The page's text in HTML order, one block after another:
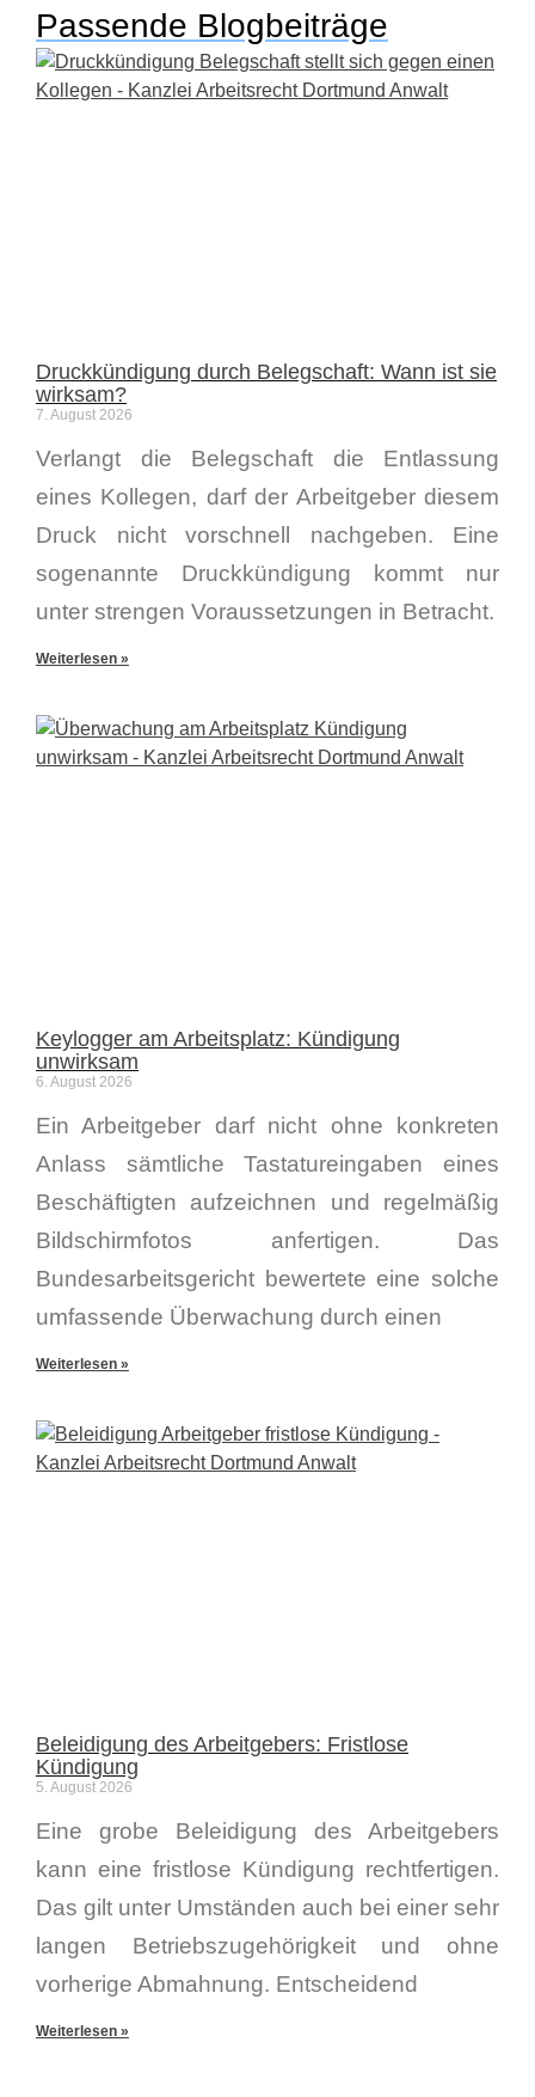
Passende Blogbeiträge
Druckkündigung durch Belegschaft: Wann ist sie
wirksam?
7. August 2026
Verlangt die Belegschaft die Entlassung
eines Kollegen, darf der Arbeitgeber diesem
Druck nicht vorschnell nachgeben. Eine
sogenannte Druckkündigung kommt nur
unter strengen Voraussetzungen in Betracht.
Weiterlesen »
Keylogger am Arbeitsplatz: Kündigung
unwirksam
6. August 2026
Ein Arbeitgeber darf nicht ohne konkreten
Anlass sämtliche Tastatureingaben eines
Beschäftigten aufzeichnen und regelmäßig
Bildschirmfotos anfertigen. Das
Bundesarbeitsgericht bewertete eine solche
umfassende Überwachung durch einen
Weiterlesen »
Beleidigung des Arbeitgebers: Fristlose
Kündigung
5. August 2026
Eine grobe Beleidigung des Arbeitgebers
kann eine fristlose Kündigung rechtfertigen.
Das gilt unter Umständen auch bei einer sehr
langen Betriebszugehörigkeit und ohne
vorherige Abmahnung. Entscheidend
Weiterlesen »